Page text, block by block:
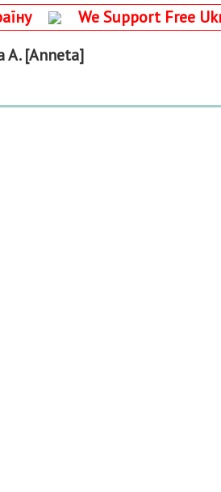
We Support Free
A. [Anneta]